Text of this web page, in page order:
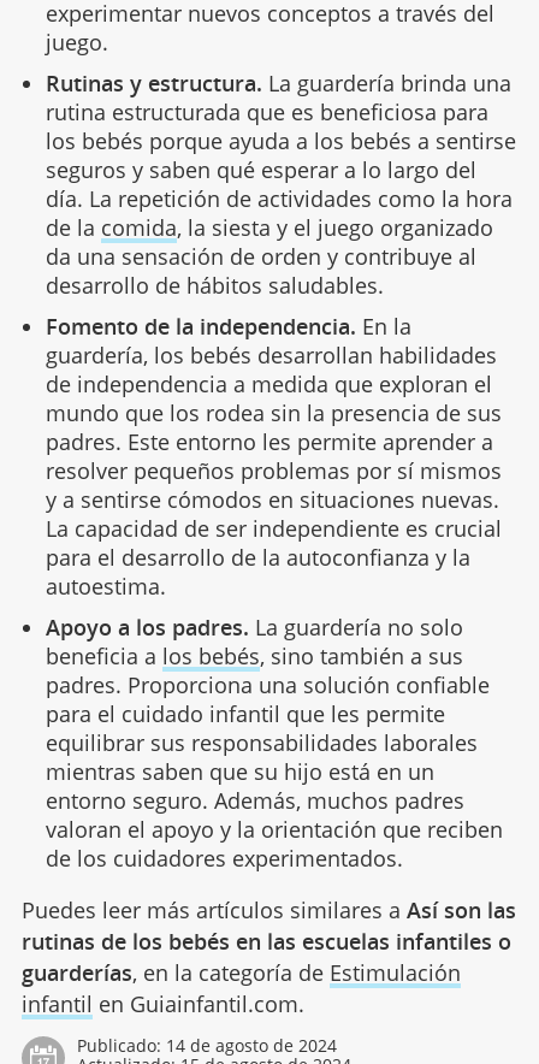
experimentar nuevos conceptos a través del
juego.
Rutinas y estructura. La guardería brinda una
rutina estructurada que es beneficiosa para
los bebés porque ayuda a los bebés a sentirse
seguros y saben qué esperar a lo largo del
día. La repetición de actividades como la hora
de la comida, la siesta y el juego organizado
da una sensación de orden y contribuye al
desarrollo de hábitos saludables.
Fomento de la independencia. En la
guardería, los bebés desarrollan habilidades
de independencia a medida que exploran el
mundo que los rodea sin la presencia de sus
padres. Este entorno les permite aprender a
resolver pequeños problemas por sí mismos
y a sentirse cómodos en situaciones nuevas.
La capacidad de ser independiente es crucial
para el desarrollo de la autoconfianza y la
autoestima.
Apoyo a los padres. La guardería no solo
beneficia a los bebés, sino también a sus
padres. Proporciona una solución confiable
para el cuidado infantil que les permite
equilibrar sus responsabilidades laborales
mientras saben que su hijo está en un
entorno seguro. Además, muchos padres
valoran el apoyo y la orientación que reciben
de los cuidadores experimentados.
Puedes leer más artículos similares a Así son las
rutinas de los bebés en las escuelas infantiles o
guarderías, en la categoría de Estimulación
infantil en Guiainfantil.com.
Publicado: 14 de agosto de 2024